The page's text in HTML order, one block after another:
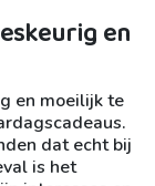
en
en moeilijk te
dat echt bij
is het